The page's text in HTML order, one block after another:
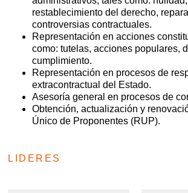
restablecimiento del derecho,
controversias contractuales.
Representación en acciones
como: tutelas, acciones populares,
cumplimiento.
Representación en procesos de
extracontractual del Estado.
Asesoría general en procesos de
Obtención, actualización y
Único de Proponentes (RUP).
LIDERES